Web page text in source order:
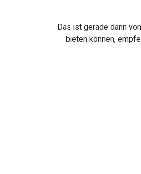
Das ist gerade dann
bieten können,